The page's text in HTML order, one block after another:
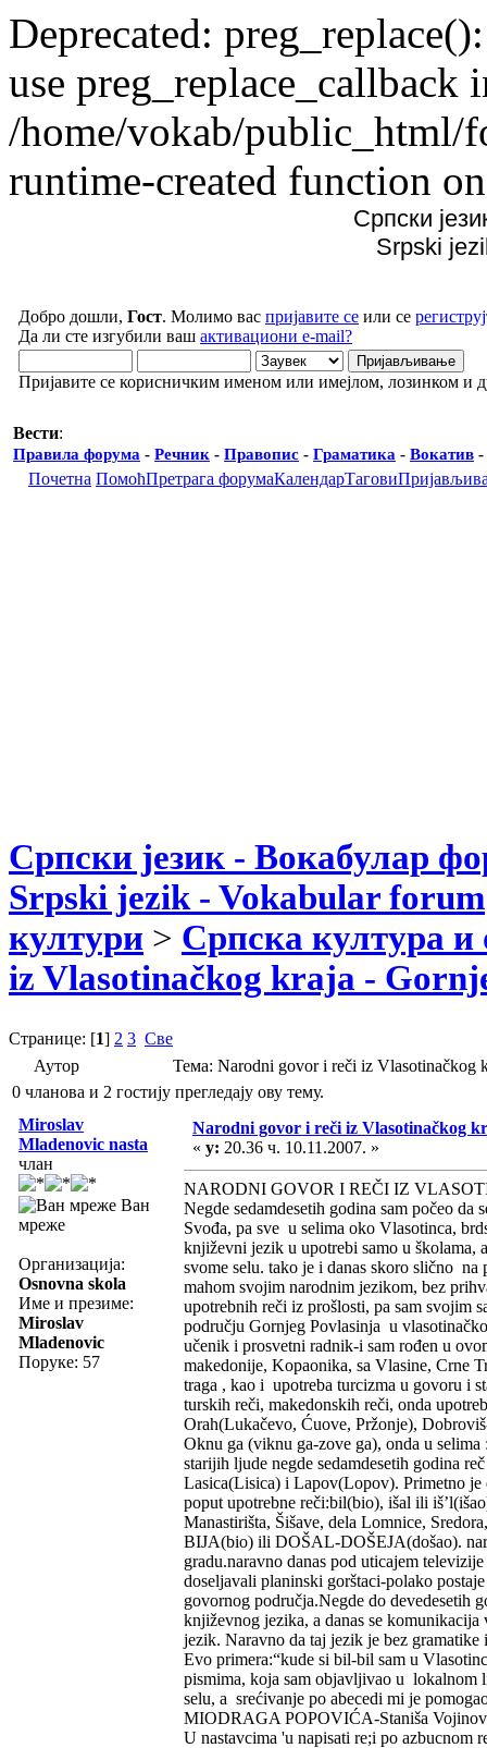
Deprecated:
use preg_replace_callback
/home/vokab/public_html/
runtime-created function
Српски
Srpski
Добро дошли, Гост. Молимо вас пријавите се или се
Да ли сте изгубили ваш активациони e-mail?
Пријавите се корисничким именом или имејлом, лозинком и
Вести:
Правила форума - Речник - Правопис - Граматика - Вокатив -
Почетна ПомоћПретрага форумаКалендарТагови
Српски језик - Вокабулар
Srpski jezik - Vokabular forum
култури > Српска култура и
iz Vlasotinačkog kraja -
Странице: [1] 2 3 Све
Аутор
Тема: Narodni govor i reči iz Vlasotinačkog
0 чланова и 2 гостију прегледају ову тему.
Miroslav
Mladenovic nasta
члан
Ван
мреже
Организација:
Osnovna skola
Име и презиме:
Miroslav
Mladenovic
Поруке: 57
Narodni govor i reči iz Vlasotinačkog
« у: 20.36 ч. 10.11.2007. »
NARODNI GOVOR I REČI IZ
Negde sedamdesetih godina sam počeo
Svođa, pa sve u selima oko Vlasotinca,
književni jezik u upotrebi samo u
svome selu. tako je i danas skoro slično na
mahom svojim narodnim jezikom, bez
upotrebnih reči iz prošlosti, pa sam svojim
području Gornjeg Povlasinja u
učenik i prosvetni radnik-i sam rođen u
makedonije, Kopaonika, sa Vlasine, Crne
traga , kao i upotreba turcizma u govoru i
turskih reči, makedonskih reči, onda
Orah(Lukačevo, Ćuove, Pržonje),
Oknu ga (viknu ga-zove ga), onda u
starijih ljude negde sedamdesetih godina
Lasica(Lisica) i Lapov(Lopov). Primetno je
poput upotrebne reči:bil(bio), išal ili
Manastirišta, Šišave, dela Lomnice,
BIJA(bio) ili DOŠAL-DOŠEJA(došao).
gradu.naravno danas pod uticajem
doseljavali planinski gorštaci-polako
govornog područja.Negde do devedesetih
književnog jezika, a danas se
jezik. Naravno da taj jezik je bez gramatike
Evo primera:“kude si bil-bil sam u
pismima, koja sam objavljivao u lokalnom
selu, a srećivanje po abecedi mi je
MIODRAGA POPOVIĆA-Staniša
U nastavcima 'u napisati re;i po